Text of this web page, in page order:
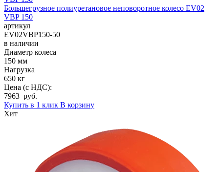
Большегрузное полиуретановое неповоротное колесо EV02
VBP 150
артикул
EV02VBP150-50
в наличии
Диаметр колеса
150 мм
Нагрузка
650 кг
Цена (с НДС):
7963 руб.
Купить в 1 клик В корзину
Хит